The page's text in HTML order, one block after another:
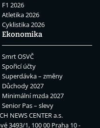
F1 2026
Atletika 2026
Cyklistika 2026
Ekonomika
Smrt OSVČ
Spořicí účty
Superdávka – změny
Důchody 2027
Minimální mzda 2027
Senior Pas – slevy
NEWS CENTER a.s.
3493/1, 100 00 Praha 10 -